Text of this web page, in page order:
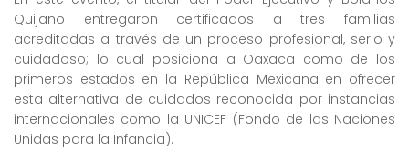
Quijano entregaron certificados a tres familias
acreditadas a través de un proceso profesional, serio y
cuidadoso; lo cual posiciona a Oaxaca como de los
primeros estados en la República Mexicana en ofrecer
esta alternativa de cuidados reconocida por instancias
internacionales como la UNICEF (Fondo de las Naciones
Unidas para la Infancia).